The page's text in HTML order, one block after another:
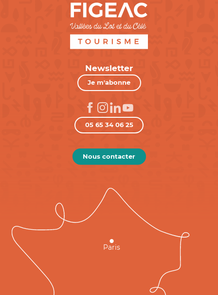
Newsletter
Je m'abonne
05 65 34 06 25
Nous contacter
Paris